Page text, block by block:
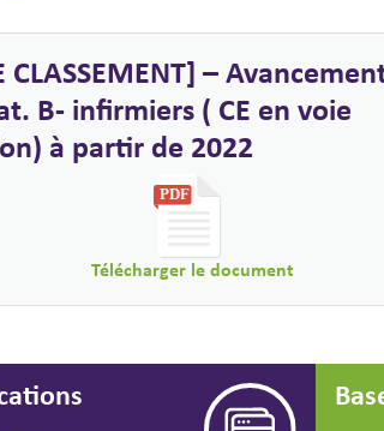
CLASSEMENT] –
B- infirmiers ( CE en voie
à partir de 2022
Télécharger le document